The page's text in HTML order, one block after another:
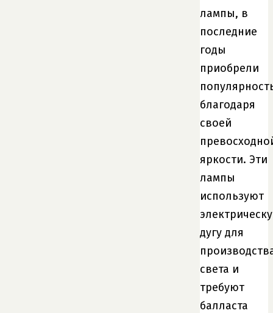
лампы, в
последние
годы
приобрели
благодаря
своей
яркости. Эти
лампы
используют
дугу для
света и
требуют
балласта